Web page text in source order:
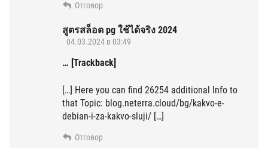
Отговор
สูตรสล็อต pg ใช้ได้จริง 2024
04.03.2024 в 03:49
… [Trackback]
[…] Here you can find 26254 additional Info to
that Topic: blog.neterra.cloud/bg/kakvo-e-
debian-i-za-kakvo-sluji/ […]
Отговор